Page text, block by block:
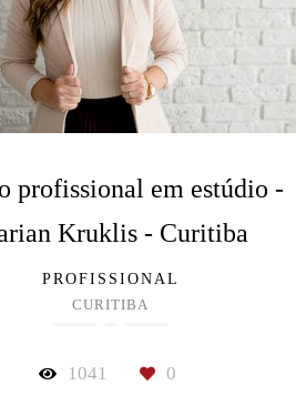
profissional em estúdio -
Kruklis - Curitiba
PROFISSIONAL
CURITIBA
1041 0